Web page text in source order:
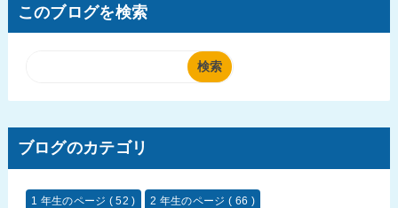
このブログを検索
ブログのカテゴリ
1 年生のページ ( 52 ) 2 年生のページ ( 66 )